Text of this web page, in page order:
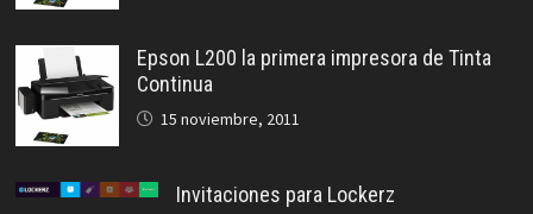
Epson L200 la primera impresora de Tinta
Continua
15 noviembre, 2011
Invitaciones para Lockerz